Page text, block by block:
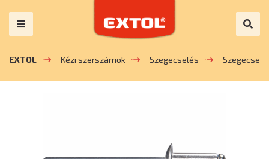
EXTOL Kézi szerszámok Szegecselés Szegecsek